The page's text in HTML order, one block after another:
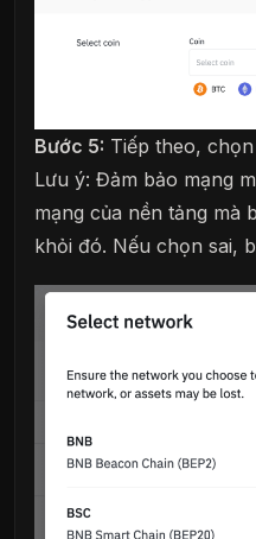
Bước 5: Tiếp theo,
Lưu ý: Đảm bảo mạng
mạng của nền tảng mà
khỏi đó. Nếu chọn sai,